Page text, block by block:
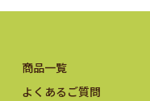
商品一覧
よくあるご質問